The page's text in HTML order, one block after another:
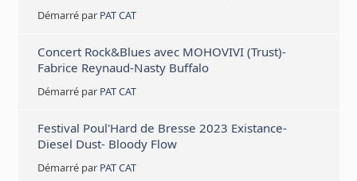
Démarré par PAT CAT
Concert Rock&Blues avec MOHOVIVI (Trust)-
Fabrice Reynaud-Nasty Buffalo
Démarré par PAT CAT
Festival Poul'Hard de Bresse 2023 Existance-
Diesel Dust- Bloody Flow
Démarré par PAT CAT